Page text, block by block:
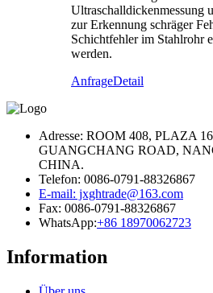
Ultraschalldickenmessung
zur Erkennung schräger
Schichtfehler im Stahlrohr
werden.
AnfrageDetail
Adresse: ROOM 408, PLAZA
GUANGCHANG ROAD,
CHINA.
Telefon: 0086-0791-88326867
E-mail: jxghtrade@163.com
Fax: 0086-0791-88326867
WhatsApp:+86 18970062723
Information